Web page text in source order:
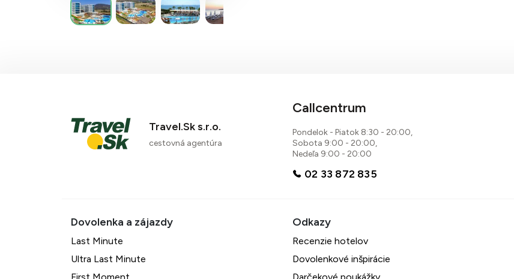
Travel.Sk s.r.o.
cestovná agentúra
Callcentrum
Pondelok - Piatok 8:30 - 20:00,
Sobota 9:00 - 20:00,
Nedeľa 9:00 - 20:00
02 33 872 835
Last Minute
Ultra Last Minute
Recenzie hotelov
Dovolenkové inšpirácie